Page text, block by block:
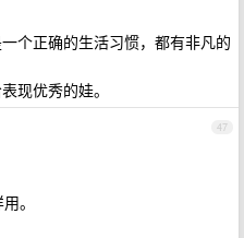
个正确的生活习惯，都有非凡的
现优秀的娃。
47
。